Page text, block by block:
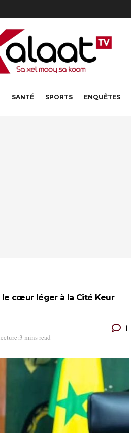
SANTÉ SPORTS ENQUÊTES
le cœur léger à la Cité Keur
mins read
1